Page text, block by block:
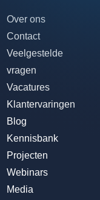
Over ons
Contact
Veelgestelde
vragen
Vacatures
Klantervaringen
Blog
Kennisbank
Projecten
Webinars
Media